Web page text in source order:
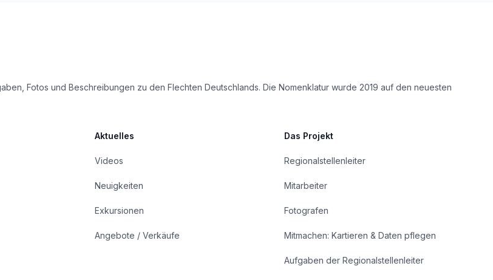
Fotos und Beschreibungen zu den Flechten Deutschlands. Die Nomenklatur wurde 2019 auf den neuesten
Aktuelles
Videos
Neuigkeiten
Exkursionen
Angebote / Verkäufe
Das Projekt
Regionalstellenleiter
Mitarbeiter
Fotografen
Mitmachen: Kartieren & Daten pflegen
Aufgaben der Regionalstellenleiter